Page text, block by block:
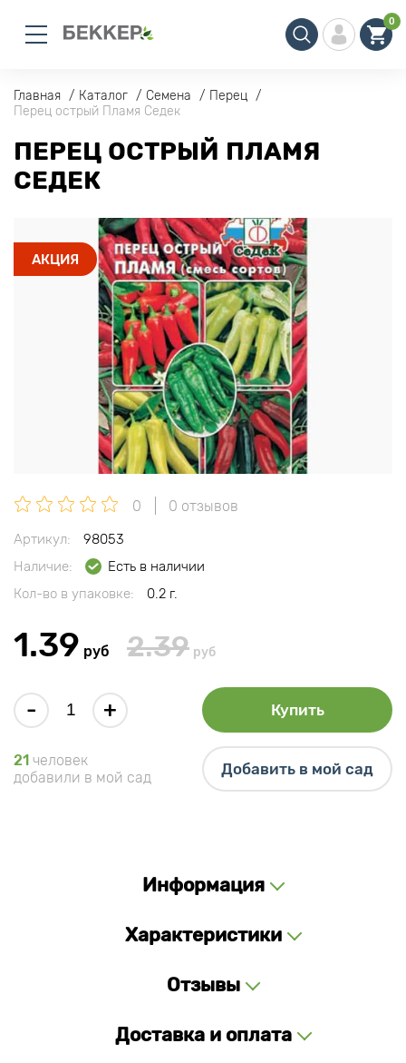
0
Главная Каталог Семена
Перец
Перец острый Пламя Седек
ПЕРЕЦ ОСТРЫЙ ПЛАМЯ
СЕДЕК
АКЦИЯ
0 0 отзывов
Артикул:
98053
Наличие:
Есть в наличии
Кол-во в упаковке:
0.2 г.
1.39 руб 2.39 руб
- + Купить
21 человек
добавили в мой сад
Добавить в мой сад
Информация
Характеристики
Отзывы
Доставка и оплата